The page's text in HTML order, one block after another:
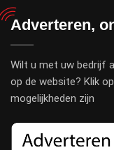
Adverteren,
Wilt u met uw bedrijf
op de website? Klik
mogelijkheden zijn